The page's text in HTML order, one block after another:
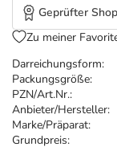
Darreichungsform:
Packungsgröße:
PZN/Art.Nr.:
Anbieter/Hersteller:
Marke/Präparat:
Grundpreis:
Geprüfter Shop
Zu meiner